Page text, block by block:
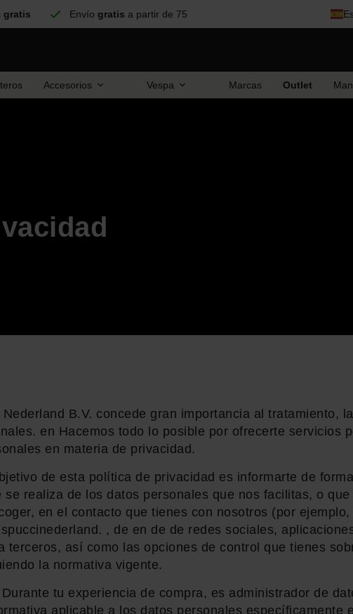
gratis Envío gratis a partir de 75
Accesorios Vespa Marcas Outlet
B.V. concede gran importancia al tratamiento,
en Hacemos todo lo posible por ofrecerte servicios
en materia de privacidad.
de esta política de privacidad es informarte de
se realiza de los datos personales que nos facilitas, o
en el contacto que tienes con nosotros (por
, de en de de redes sociales,
terceros, así como las opciones de control que tienes
la normativa vigente.
tu experiencia de compra, es administrador de
aplicable a los datos personales específicamente